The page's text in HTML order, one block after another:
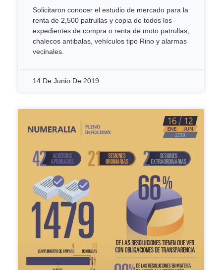
Solicitaron conocer el estudio de mercado para la
renta de 2,500 patrullas y copia de todos los
expedientes de compra o renta de moto patrullas,
chalecos antibalas, vehículos tipo Rino y alarmas
vecinales.
14 De Junio De 2019